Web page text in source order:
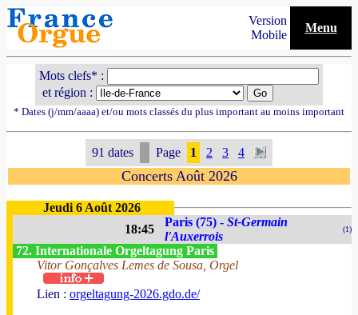
Version
Mobile
Menu
Mots clefs* :
et région :
* Dates (j/mm/aaaa) et/ou mots classés du plus important au moins important
91 dates Page 1 2 3 4
Concerts Août 2026
Jeudi 6 Août 2026
18:45
Paris (75) - St-Germain
l'Auxerrois
(1)
72. Internationale Orgeltagung Paris
Vitor Gonçalves Lemes de Sousa, Orgel
Lien : orgeltagung-2026.gdo.de/